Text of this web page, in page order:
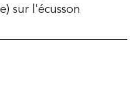
sur l'écusson